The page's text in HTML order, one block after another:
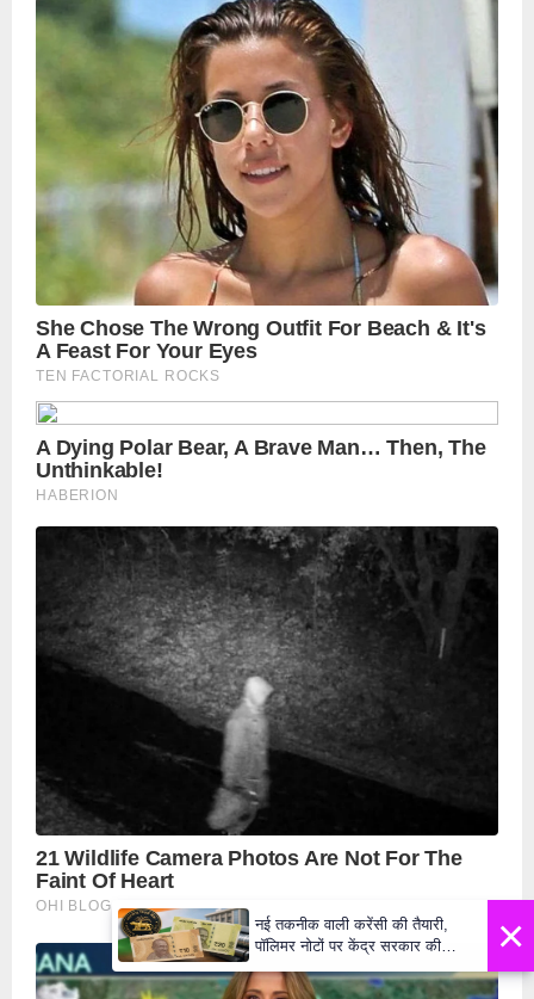
×
नई तकनीक वाली करेंसी की तैयारी,
पॉलिमर नोटों पर केंद्र सरकार की
₹10 और ₹20 के नोट - Daily Lok